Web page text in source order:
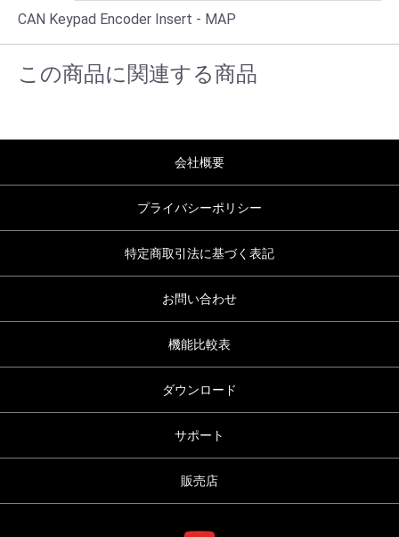
CAN Keypad Encoder Insert - MAP
この商品に関連する商品
会社概要
プライバシーポリシー
特定商取引法に基づく表記
お問い合わせ
機能比較表
ダウンロード
サポート
販売店